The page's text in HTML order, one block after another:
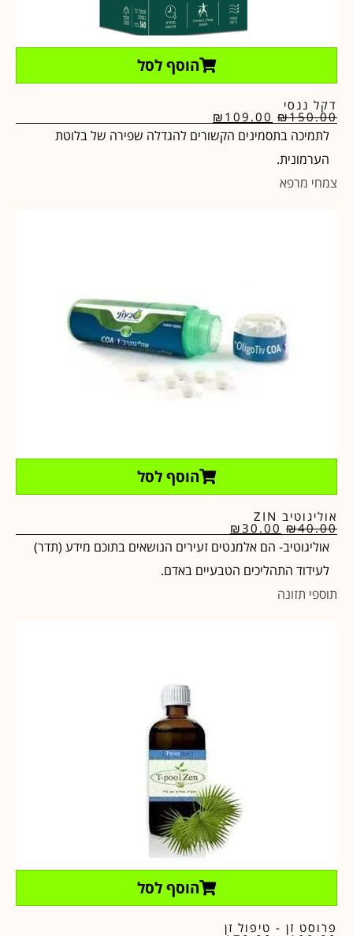
הוסף לסל
דקל ננסי
₪150.00
₪ 109.00
לתמיכה בתסמינים הקשורים להגדלה שפירה של בלוטת
הערמונית.
צמחי מרפא
הוסף לסל
אוליגוטיב ZIN
₪40.00
₪30.00
אוליגוטיב- הם אלמנטים זעירים הנושאים בתוכם מידע (תדר)
לעידוד התהליכים הטבעיים באדם.
תוספי תזונה
הוסף לסל
פרוסט זן - טיפול זן